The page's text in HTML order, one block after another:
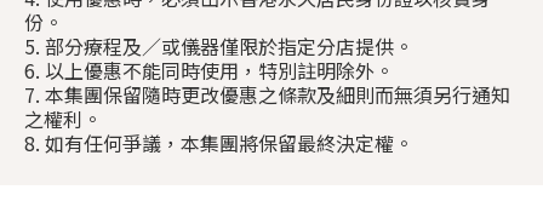
份。
5. 部分療程及／或儀器僅限於指定分店提供。
6. 以上優惠不能同時使用，特別註明除外。
7. 本集團保留隨時更改優惠之條款及細則而無須另行通知
之權利。
8. 如有任何爭議，本集團將保留最終決定權。